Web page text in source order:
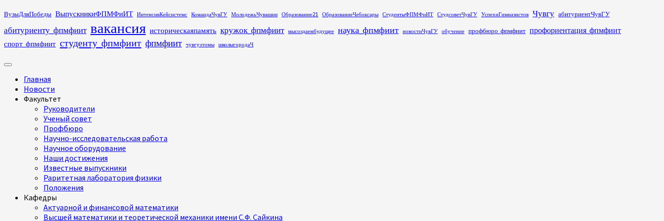
Перейти
содержимому
ВузыДляПобеды ВыпускникиФПМФиИТ ИнтенсивКейсистемс КомандаЧувГУ МолодежьЧувашии Образование21 ОбразованиеЧебоксары СтудентыФПМФиИТ СтудсоветЧувГУ УспехиГимназистов Чувгу абитуриентЧувГУ
абитуриенту_фпмфиит вакансия историческаяпамять кружок_фпмфиит мысоздаембудущее наука_фпмфиит новостиЧувГУ обучение профбюро_фпмфиит профориентация_фпмфиит
спорт_фпмфиит студенту_фпмфиит фпмфиит чувгуэтомы школыгородаЧ
Основное
Главная
Новости
Факультет
Руководители
Ученый совет
Профбюро
Научно-исследовательская работа
Научное оборудование
Наши достижения
Известные выпускники
Раритетная лаборатория физики
Положения
Кафедры
Актуарной и финансовой математики
Высшей математики и теоретической механики имени С.Ф. Сайкина